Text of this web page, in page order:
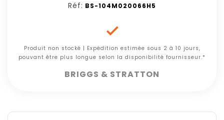
Réf: BS-104M020066H5

Produit non stocké | Expédition estimée sous 2 à 10 jours,
pouvant être plus longue selon la disponibilité fournisseur.*
BRIGGS & STRATTON